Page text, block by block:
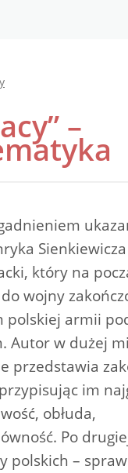
–
który na
wojny
polskiej armii
Autor w dużej
przedstawia
im
obłuda,
Po
polskich –